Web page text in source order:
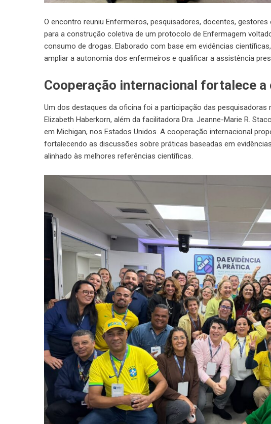
O encontro reuniu Enfermeiros, pesquisadores, docentes,
para a construção coletiva de um protocolo de Enfermagem
consumo de drogas. Elaborado com base em evidências
ampliar a autonomia dos enfermeiros e qualificar a assistência
Cooperação internacional fortalece
Um dos destaques da oficina foi a participação das pesquisadoras
Elizabeth Haberkorn, além da facilitadora Dra. Jeanne-Marie R.
em Michigan, nos Estados Unidos. A cooperação internacional
fortalecendo as discussões sobre práticas baseadas em
alinhado às melhores referências científicas.